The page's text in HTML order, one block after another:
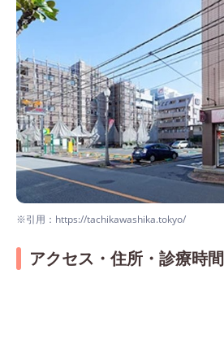
※引用：https://tachikawashika.tokyo/
アクセス・住所・診療時間